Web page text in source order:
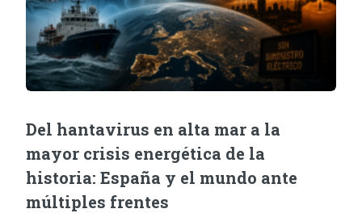
Del hantavirus en alta mar a la
mayor crisis energética de la
historia: España y el mundo ante
múltiples frentes